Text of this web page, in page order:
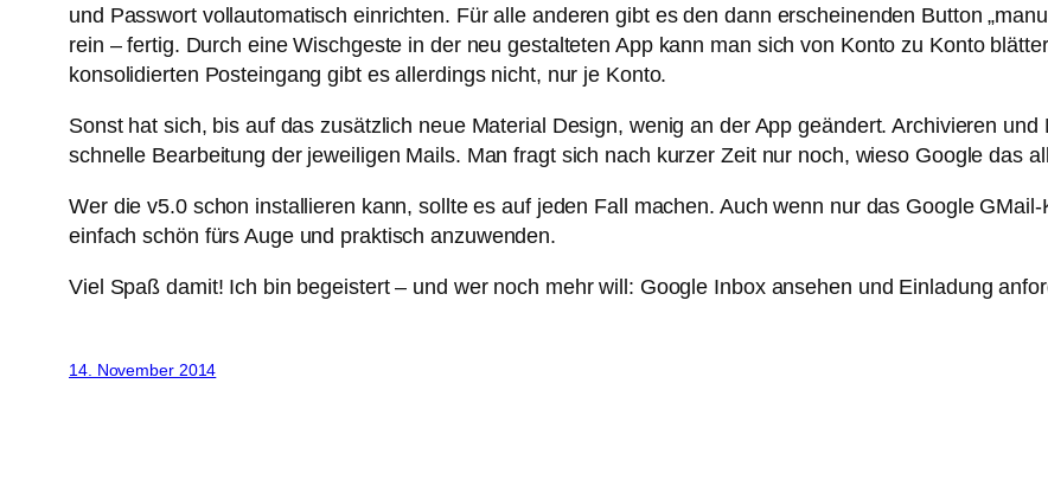
und Passwort vollautomatisch einrichten. Für alle anderen gibt es den dann erscheinenden Button
rein – fertig. Durch eine Wischgeste in der neu gestalteten App kann man sich von Konto zu Konto
konsolidierten Posteingang gibt es allerdings nicht, nur je Konto.
Sonst hat sich, bis auf das zusätzlich neue Material Design, wenig an der App geändert. Archivieren
schnelle Bearbeitung der jeweiligen Mails. Man fragt sich nach kurzer Zeit nur noch, wieso Google das
Wer die v5.0 schon installieren kann, sollte es auf jeden Fall machen. Auch wenn nur das Google
einfach schön fürs Auge und praktisch anzuwenden.
Viel Spaß damit! Ich bin begeistert – und wer noch mehr will: Google Inbox ansehen und Einladung
14. November 2014